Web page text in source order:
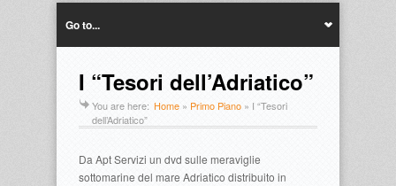
Go to...
I “Tesori dell’Adriatico”
You are here: Home » Primo Piano » I “Tesori
dell’Adriatico”
Da Apt Servizi un dvd sulle meraviglie
sottomarine del mare Adriatico distribuito in